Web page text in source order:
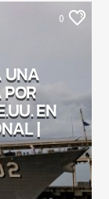
0
UNA
EN
|